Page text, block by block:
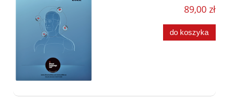
89,00 zł
do koszyka